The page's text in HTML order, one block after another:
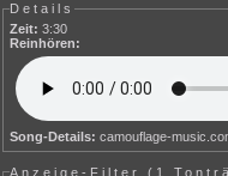
Details
Zeit: 3:30
Reinhören:
Song-Details: camouflage-
Anzeige-Filter ( 1